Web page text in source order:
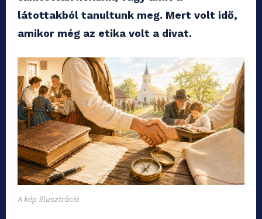
látottakból tanultunk meg. Mert volt idő,
amikor még az etika volt a divat.
A kép illusztráció